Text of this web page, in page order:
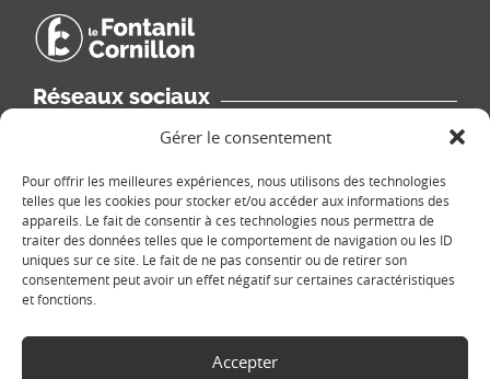
Gérer le consentement
Pour offrir les meilleures expériences, nous utilisons des technologies
telles que les cookies pour stocker et/ou accéder aux informations des
appareils. Le fait de consentir à ces technologies nous permettra de
traiter des données telles que le comportement de navigation ou les ID
uniques sur ce site. Le fait de ne pas consentir ou de retirer son
consentement peut avoir un effet négatif sur certaines caractéristiques
et fonctions.
Accepter
Réseaux sociaux
Retrouvez les informations de la commune sur différents réseaux
Le plan du site